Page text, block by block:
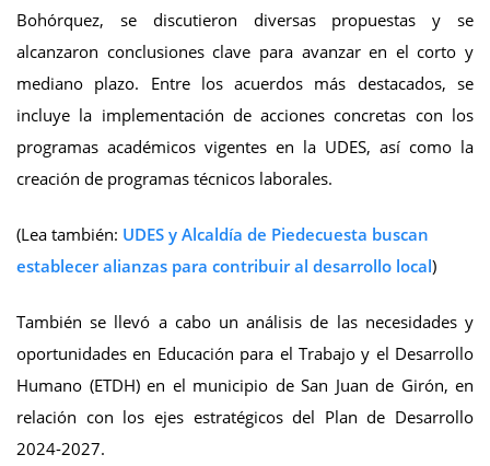
Bohórquez, se discutieron diversas propuestas y se
alcanzaron conclusiones clave para avanzar en el corto y
mediano plazo. Entre los acuerdos más destacados, se
incluye la implementación de acciones concretas con los
programas académicos vigentes en la UDES, así como la
creación de programas técnicos laborales.
(Lea también: UDES y Alcaldía de Piedecuesta buscan
establecer alianzas para contribuir al desarrollo local)
También se llevó a cabo un análisis de las necesidades y
oportunidades en Educación para el Trabajo y el Desarrollo
Humano (ETDH) en el municipio de San Juan de Girón, en
relación con los ejes estratégicos del Plan de Desarrollo
2024-2027.